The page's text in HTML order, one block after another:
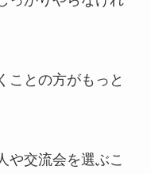
ことの方がもっと
や交流会を選ぶこ